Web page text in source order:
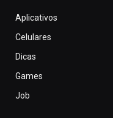
Aplicativos
Celulares
Dicas
Games
Job